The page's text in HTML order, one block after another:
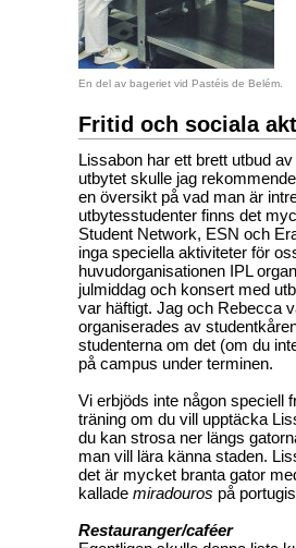
En del av bageriet vid Pastéis de Belém.
Fritid och sociala
Lissabon har ett brett utbud
utbytet skulle jag
en översikt på vad man är
utbytesstudenter finns det
Student Network, ESN och
inga speciella aktiviteter för
huvudorganisationen IPL
julmiddag och konsert med
var häftigt. Jag och Rebecca
organiserades av
studenterna om det (om du
på campus under terminen.
Vi erbjöds inte någon speciell
träning om du vill upptäcka
du kan strosa ner längs
man vill lära känna staden.
det är mycket branta gator
kallade miradouros på
Restauranger/caféer